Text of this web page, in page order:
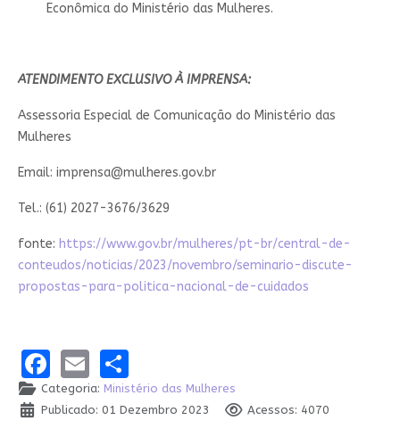
Econômica do Ministério das Mulheres.
ATENDIMENTO EXCLUSIVO À IMPRENSA:
Assessoria Especial de Comunicação do Ministério das
Mulheres
Email: imprensa@mulheres.gov.br
Tel.: (61) 2027-3676/3629
fonte: https://www.gov.br/mulheres/pt-br/central-de-
conteudos/noticias/2023/novembro/seminario-discute-
propostas-para-politica-nacional-de-cuidados
Facebook
EmailShare
Categoria: Ministério das Mulheres
Publicado: 01 Dezembro 2023
Acessos: 4070